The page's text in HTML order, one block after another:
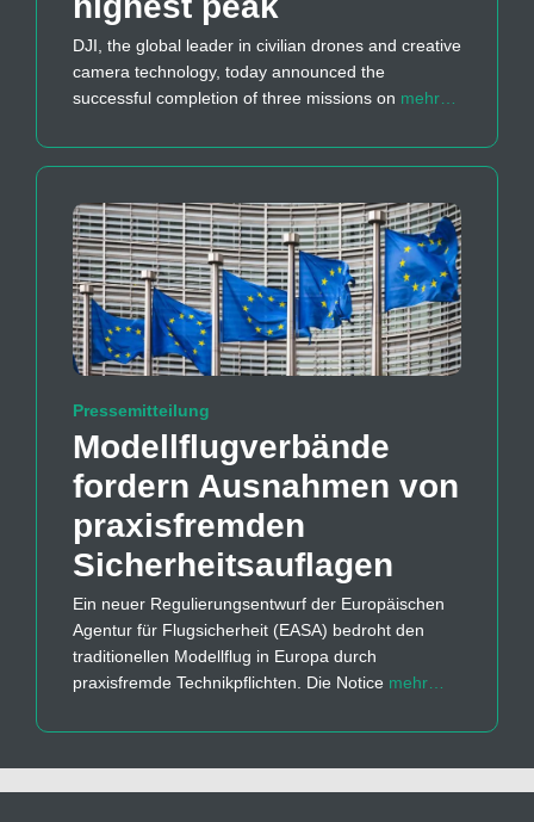
DJI, the global leader in civilian drones and creative
camera technology, today announced the
successful completion of three missions on mehr…
Pressemitteilung
Modellflug­verbände
fordern Ausnahmen von
praxisfremden
Sicherheits­auflagen
Ein neuer Regulierungsentwurf der Europäischen
Agentur für Flugsicherheit (EASA) bedroht den
traditionellen Modellflug in Europa durch
praxisfremde Technikpflichten. Die Notice mehr…